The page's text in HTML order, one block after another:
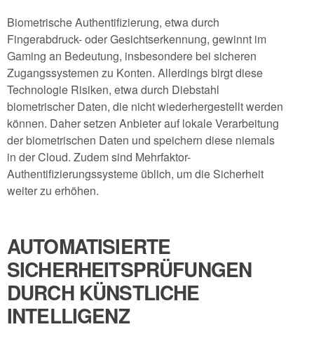
Biometrische Authentifizierung, etwa durch
Fingerabdruck- oder Gesichtserkennung, gewinnt im
Gaming an Bedeutung, insbesondere bei sicheren
Zugangssystemen zu Konten. Allerdings birgt diese
Technologie Risiken, etwa durch Diebstahl
biometrischer Daten, die nicht wiederhergestellt werden
können. Daher setzen Anbieter auf lokale Verarbeitung
der biometrischen Daten und speichern diese niemals
in der Cloud. Zudem sind Mehrfaktor-
Authentifizierungssysteme üblich, um die Sicherheit
weiter zu erhöhen.
AUTOMATISIERTE
SICHERHEITSPRÜFUNGEN
DURCH KÜNSTLICHE
INTELLIGENZ